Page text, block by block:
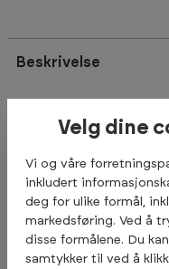
Beskrivelse
naturgummi.
De 3 stk strikkene har
Lett: ca 4-15,5 kg
Medium: ca 7-25 kg
Hard: 9-34 kg
Lengde 23 cm
Velg dine
Vi og våre
inkludert
deg for ulike formål,
markedsføring. Ved å
disse formålene. Du
samtykker til ved å